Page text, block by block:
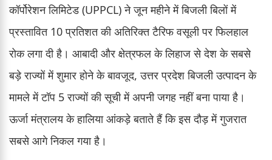
कॉर्पोरेशन लिमिटेड (UPPCL) ने जून महीने में बिजली बिलों में
प्रस्तावित 10 प्रतिशत की अतिरिक्त टैरिफ वसूली पर फिलहाल
रोक लगा दी है। आबादी और क्षेत्रफल के लिहाज से देश के सबसे
बड़े राज्यों में शुमार होने के बावजूद, उत्तर प्रदेश बिजली उत्पादन के
मामले में टॉप 5 राज्यों की सूची में अपनी जगह नहीं बना पाया है।
ऊर्जा मंत्रालय के हालिया आंकड़े बताते हैं कि इस दौड़ में गुजरात
सबसे आगे निकल गया है।